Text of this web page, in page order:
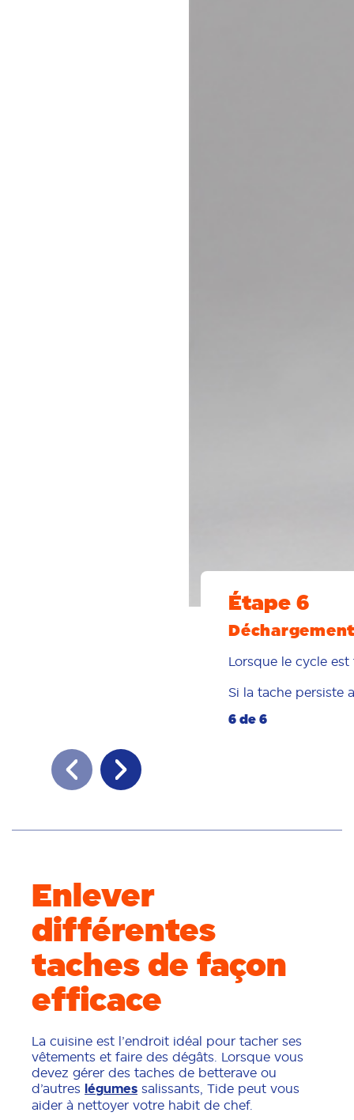
Étape 6
Lorsque le cycle
Si la tache persiste
6 de 6
Enlever
différentes
taches de façon
efficace
La cuisine est l’endroit idéal pour tacher ses
vêtements et faire des dégâts. Lorsque vous
devez gérer des taches de betterave ou
d’autres légumes salissants, Tide peut vous
aider à nettoyer votre habit de chef.